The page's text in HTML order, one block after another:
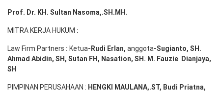
Prof. Dr. KH. Sultan Nasoma,.SH.MH.
MITRA KERJA HUKUM :
Law Firm Partners : Ketua-Rudi Erlan, anggota-Sugianto, SH.
Ahmad Abidin, SH, Sutan FH, Nasation, SH. M. Fauzie Dianjaya,
SH
PIMPINAN PERUSAHAAN : HENGKI MAULANA,.ST, Budi Priatna,